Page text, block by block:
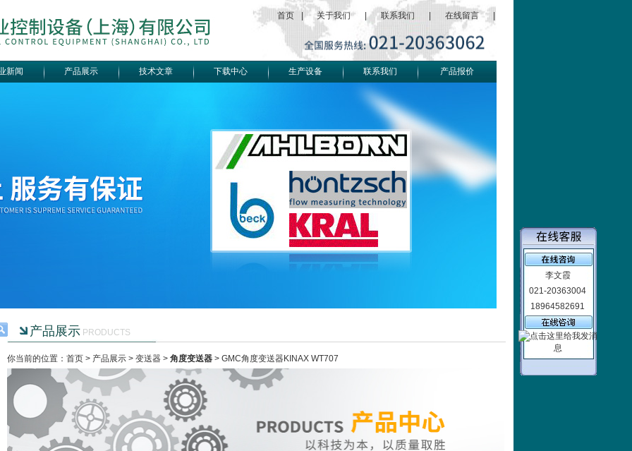
首页 关于我们 联系我们 在线留言
新闻 产品展示 技术文章 下载中心 生产设备 联系我们 产品报价
产品展示PRODUCTS
你当前的位置：首页 > 产品展示> 变送器> 角度变送器> GMC角度变送器KINAX WT707
李文霞
021-20363004
18964582691